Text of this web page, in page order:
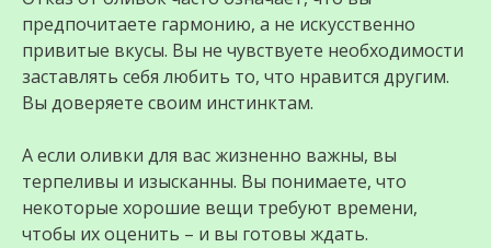
предпочитаете гармонию, а не искусственно
привитые вкусы. Вы не чувствуете необходимости
заставлять себя любить то, что нравится другим.
Вы доверяете своим инстинктам.
А если оливки для вас жизненно важны, вы
терпеливы и изысканны. Вы понимаете, что
некоторые хорошие вещи требуют времени,
чтобы их оценить – и вы готовы ждать.